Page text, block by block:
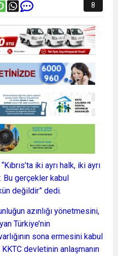
8
iki ayrı halk, iki ayrı
Bu gerçekler kabul
değildir” dedi.
azınlığı yönetmesini,
Türkiye’nin
sona ermesini kabul
devletinin anlaşmanın